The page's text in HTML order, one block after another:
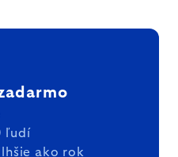
ľudí
ako rok